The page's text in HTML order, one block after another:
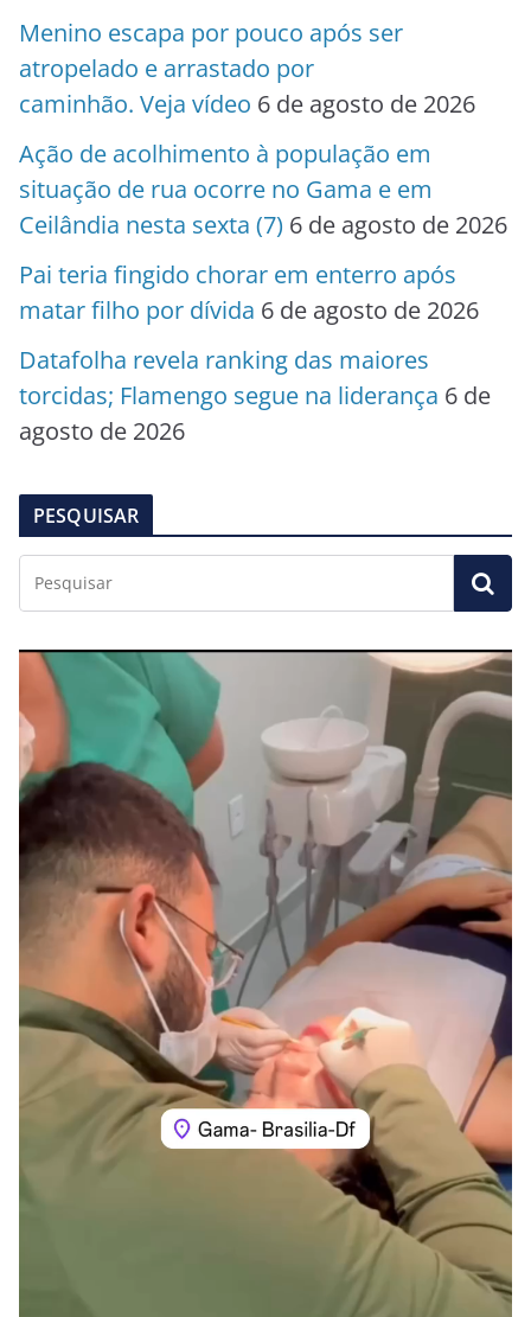
Menino escapa por pouco após ser
atropelado e arrastado por
caminhão. Veja vídeo 6 de agosto de 2026
Ação de acolhimento à população em
situação de rua ocorre no Gama e em
Ceilândia nesta sexta (7) 6 de agosto de 2026
Pai teria fingido chorar em enterro após
matar filho por dívida 6 de agosto de 2026
Datafolha revela ranking das maiores
torcidas; Flamengo segue na liderança 6 de
agosto de 2026
PESQUISAR